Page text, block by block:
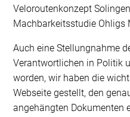
Veloroutenkonzept
Machbarkeitsstudie Ohligs
Auch eine Stellungnahme
Verantwortlichen in Politik
worden, wir haben die
Webseite gestellt, den
angehängten Dokumenten